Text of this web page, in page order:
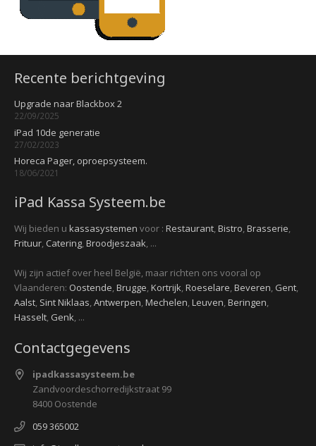
Recente berichtgeving
Upgrade naar Blackbox 2
22/09/2025
iPad 10de generatie
27/02/2023
Horeca Pager, oproepsysteem.
18/06/2021
iPad Kassa Systeem.be
Wij bieden u kassasystemen voor : Restaurant,Bistro,Brasserie,
Frituur, Catering,Broodjeszaak, ...
Wij zijn actief over heel België, maar richten ons vooral op
Vlaanderen: Oostende,Brugge,Kortrijk,Roeselare,Beveren, Gent,
Aalst, Sint Niklaas,Antwerpen,Mechelen,Leuven,Beringen,
Hasselt, Genk, ...
Contactgegevens
ipadkassasysteem.be
Zandvoordeschorredijkstraat 99
8400 Oostende
059 365002